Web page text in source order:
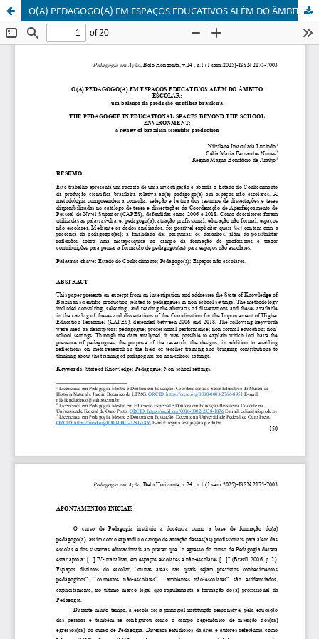
O(A) PEDAGOGO(A) EM ESPAÇOS EDUCATIVOS ALÉM DO ÂMBITO ESCOLAR: